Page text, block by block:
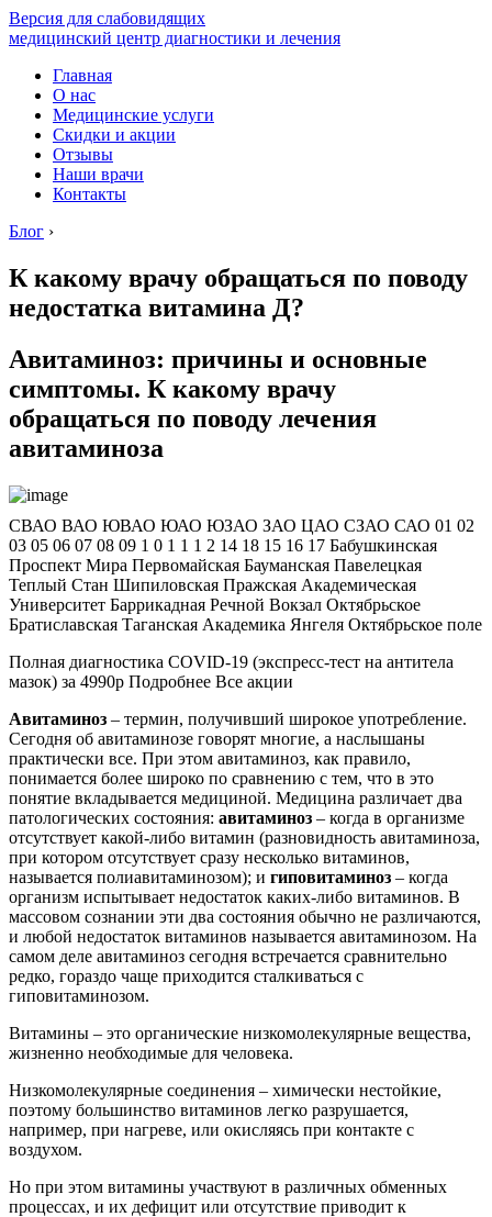
Версия для слабовидящих
медицинский центр диагностики и лечения
Главная
О нас
Медицинские услуги
Скидки и акции
Отзывы
Наши врачи
Контакты
Блог ›
К какому врачу обращаться по поводу
недостатка витамина Д?
Авитаминоз: причины и основные
симптомы. К какому врачу
обращаться по поводу лечения
авитаминоза
СВАО ВАО ЮВАО ЮАО ЮЗАО ЗАО ЦАО СЗАО САО 01 02
03 05 06 07 08 09 1 0 1 1 1 2 14 18 15 16 17 Бабушкинская
Проспект Мира Первомайская Бауманская Павелецкая
Теплый Стан Шипиловская Пражская Академическая
Университет Баррикадная Речной Вокзал Октябрьское
Братиславская Таганская Академика Янгеля Октябрьское поле
Полная диагностика COVID-19 (экспресс-тест на антитела
мазок) за 4990р Подробнее Все акции
Авитаминоз – термин, получивший широкое употребление.
Сегодня об авитаминозе говорят многие, а наслышаны
практически все. При этом авитаминоз, как правило,
понимается более широко по сравнению с тем, что в это
понятие вкладывается медициной. Медицина различает два
патологических состояния: авитаминоз – когда в организме
отсутствует какой-либо витамин (разновидность авитаминоза,
при котором отсутствует сразу несколько витаминов,
называется полиавитаминозом); и гиповитаминоз – когда
организм испытывает недостаток каких-либо витаминов. В
массовом сознании эти два состояния обычно не различаются,
и любой недостаток витаминов называется авитаминозом. На
самом деле авитаминоз сегодня встречается сравнительно
редко, гораздо чаще приходится сталкиваться с
гиповитаминозом.
Витамины – это органические низкомолекулярные вещества,
жизненно необходимые для человека.
Низкомолекулярные соединения – химически нестойкие,
поэтому большинство витаминов легко разрушается,
например, при нагреве, или окисляясь при контакте с
воздухом.
Но при этом витамины участвуют в различных обменных
процессах, и их дефицит или отсутствие приводит к